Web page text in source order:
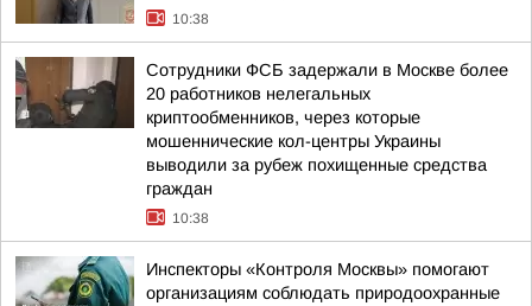
10:38
Сотрудники ФСБ задержали в Москве более
20 работников нелегальных
криптообменников, через которые
мошеннические кол-центры Украины
выводили за рубеж похищенные средства
граждан
10:38
Инспекторы «Контроля Москвы» помогают
организациям соблюдать природоохранные